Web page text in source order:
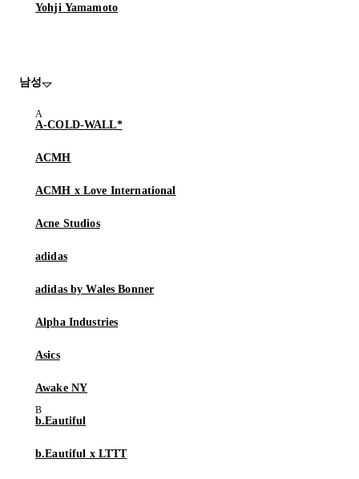
Yohji Yamamoto
남성
A-COLD-WALL*
ACMH
ACMH x Love International
Acne Studios
adidas
adidas by Wales Bonner
Alpha Industries
Asics
Awake NY
b.Eautiful
b.Eautiful x LTTT